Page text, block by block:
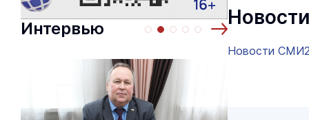
Интервью
Новости СМИ2